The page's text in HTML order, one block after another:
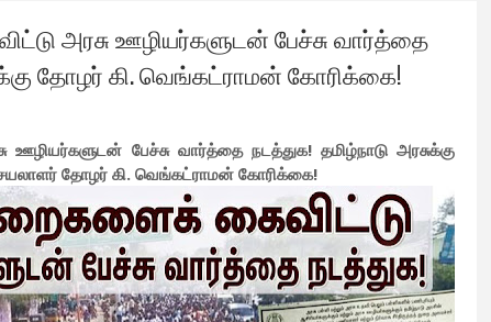
அரசு ஊழியர்களுடன் பேச்சு வார்த்தை
தோழர் கி. வெங்கட்ராமன் கோரிக்கை!
பேச்சு வார்த்தை நடத்துக! தமிழ்நாடு அரசுக்கு
தோழர் கி. வெங்கட்ராமன் கோரிக்கை!